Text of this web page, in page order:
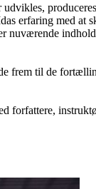
erfaring med at
nuværende
frem til de
forfattere,